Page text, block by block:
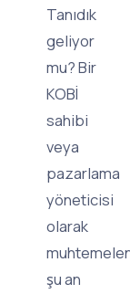
Tanıdık
geliyor
mu? Bir
KOBİ
sahibi
veya
pazarlama
yöneticisi
olarak
şu an